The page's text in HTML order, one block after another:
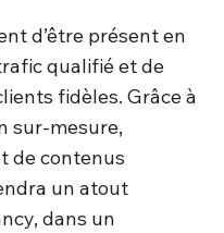
d’être présent en
qualifié et de
fidèles. Grâce à
sur-mesure,
de contenus
un atout
dans un